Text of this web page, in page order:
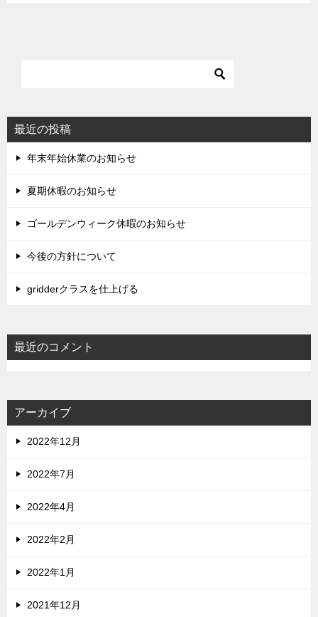
最近の投稿
年末年始休業のお知らせ
夏期休暇のお知らせ
ゴールデンウィーク休暇のお知らせ
今後の方針について
gridderクラスを仕上げる
最近のコメント
アーカイブ
2022年12月
2022年7月
2022年4月
2022年2月
2022年1月
2021年12月